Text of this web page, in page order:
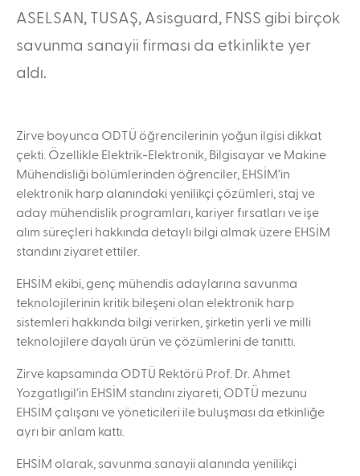
ASELSAN, TUSAŞ, Asisguard, FNSS gibi birçok
savunma sanayii firması da etkinlikte yer
aldı.
Zirve boyunca ODTÜ öğrencilerinin yoğun ilgisi dikkat
çekti. Özellikle Elektrik-Elektronik, Bilgisayar ve Makine
Mühendisliği bölümlerinden öğrenciler, EHSİM’in
elektronik harp alanındaki yenilikçi çözümleri, staj ve
aday mühendislik programları, kariyer fırsatları ve işe
alım süreçleri hakkında detaylı bilgi almak üzere EHSİM
standını ziyaret ettiler.
EHSİM ekibi, genç mühendis adaylarına savunma
teknolojilerinin kritik bileşeni olan elektronik harp
sistemleri hakkında bilgi verirken, şirketin yerli ve milli
teknolojilere dayalı ürün ve çözümlerini de tanıttı.
Zirve kapsamında ODTÜ Rektörü Prof. Dr. Ahmet
Yozgatlıgil’in EHSİM standını ziyareti, ODTÜ mezunu
EHSİM çalışanı ve yöneticileri ile buluşması da etkinliğe
ayrı bir anlam kattı.
EHSİM olarak, savunma sanayii alanında yenilikçi